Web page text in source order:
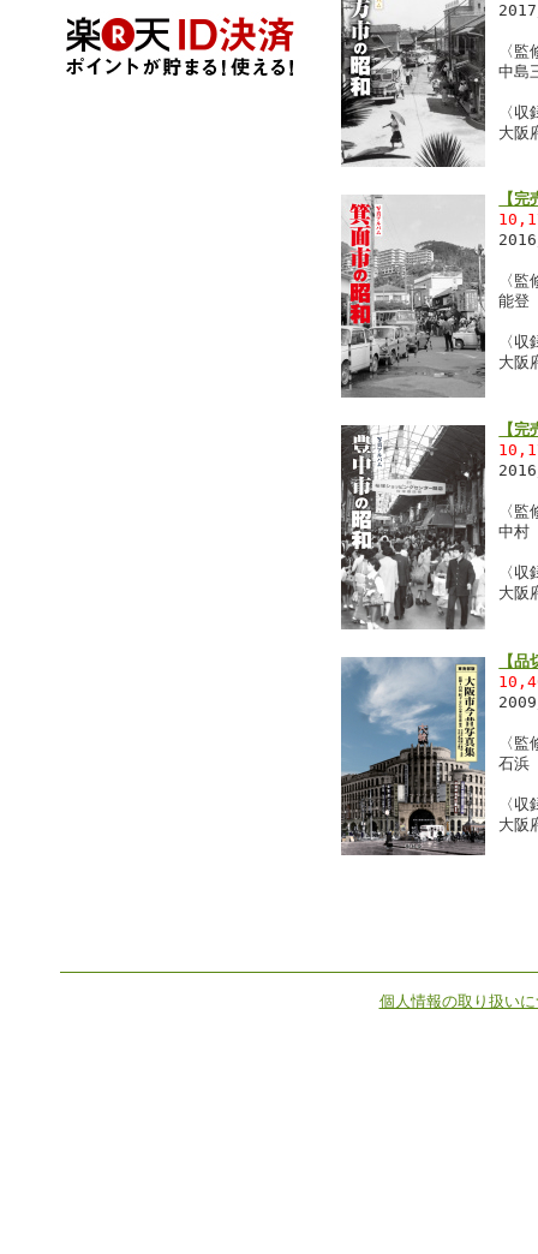
〈
中島
〈
大阪
【
〈監
能登
〈
大阪
【
〈監
中村
〈
大阪
【
〈監
石浜
〈
大阪
個人情報の取り扱い